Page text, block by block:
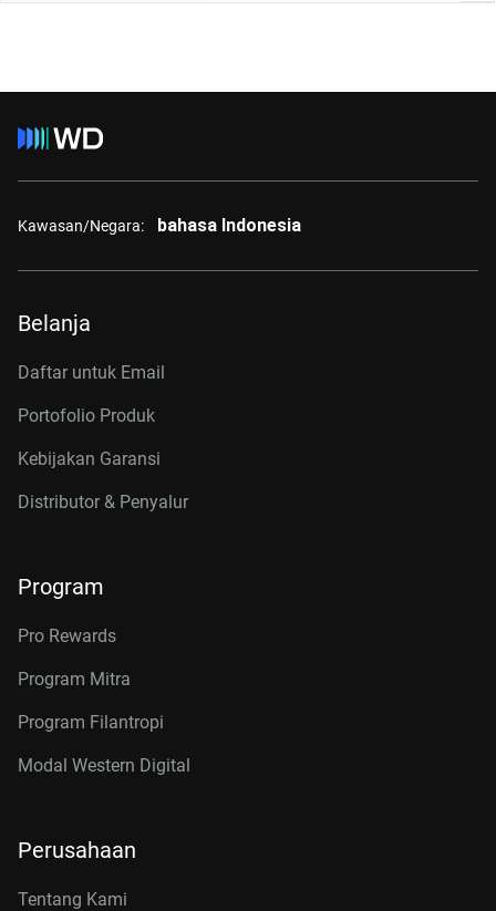
Kawasan/Negara: bahasa Indonesia
Belanja
Daftar untuk Email
Portofolio Produk
Kebijakan Garansi
Distributor & Penyalur
Program
Pro Rewards
Program Mitra
Program Filantropi
Modal Western Digital
Perusahaan
Tentang Kami